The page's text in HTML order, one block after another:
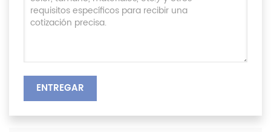
ENTREGAR